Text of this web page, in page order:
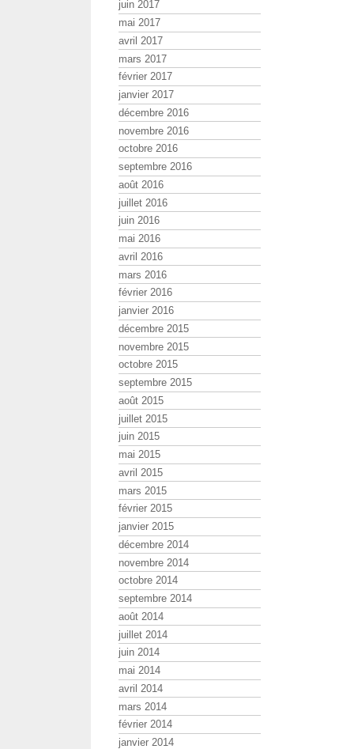
juin 2017
mai 2017
avril 2017
mars 2017
février 2017
janvier 2017
décembre 2016
novembre 2016
octobre 2016
septembre 2016
août 2016
juillet 2016
juin 2016
mai 2016
avril 2016
mars 2016
février 2016
janvier 2016
décembre 2015
novembre 2015
octobre 2015
septembre 2015
août 2015
juillet 2015
juin 2015
mai 2015
avril 2015
mars 2015
février 2015
janvier 2015
décembre 2014
novembre 2014
octobre 2014
septembre 2014
août 2014
juillet 2014
juin 2014
mai 2014
avril 2014
mars 2014
février 2014
janvier 2014